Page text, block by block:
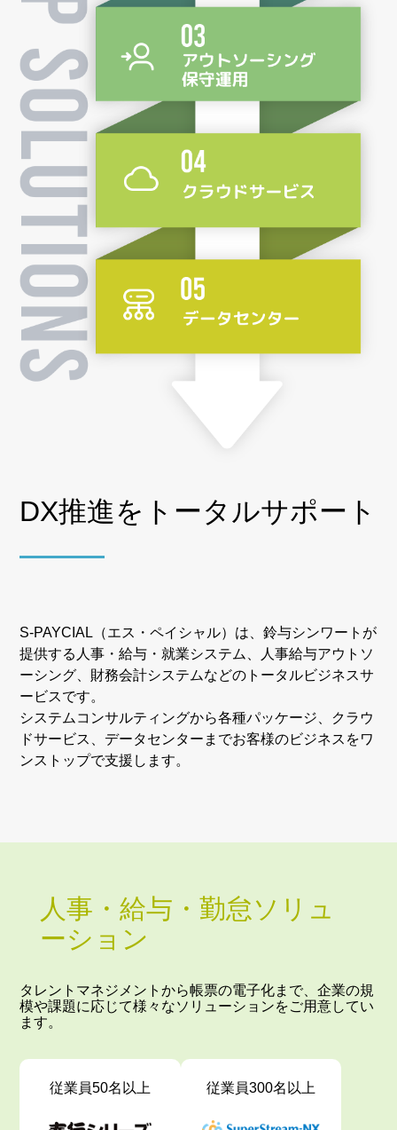
DX推進をトータルサポート
S-PAYCIAL（エス・ペイシャル）は、鈴与シンワートが
提供する人事・給与・就業システム、人事給与アウトソ
ーシング、財務会計システムなどのトータルビジネスサ
ービスです。
システムコンサルティングから各種パッケージ、クラウ
ドサービス、データセンターまでお客様のビジネスをワ
ンストップで支援します。
人事・給与・勤怠ソリュ
ーション
タレントマネジメントから帳票の電子化まで、企業の規
模や課題に応じて様々なソリューションをご用意してい
ます。
従業員50名以上 従業員300名以上